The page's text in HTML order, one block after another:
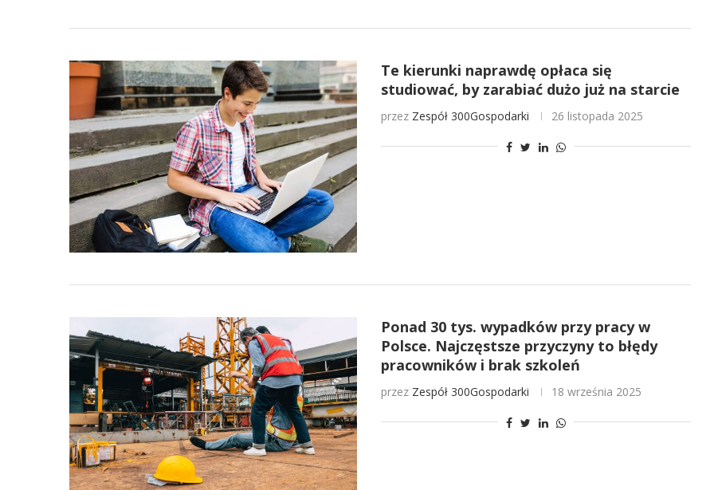
Te kierunki naprawdę opłaca się
studiować, by zarabiać dużo już na starcie
przez Zespół 300Gospodarki 26 listopada 2025
Ponad 30 tys. wypadków przy pracy w
Polsce. Najczęstsze przyczyny to błędy
pracowników i brak szkoleń
przez Zespół 300Gospodarki 18 września 2025